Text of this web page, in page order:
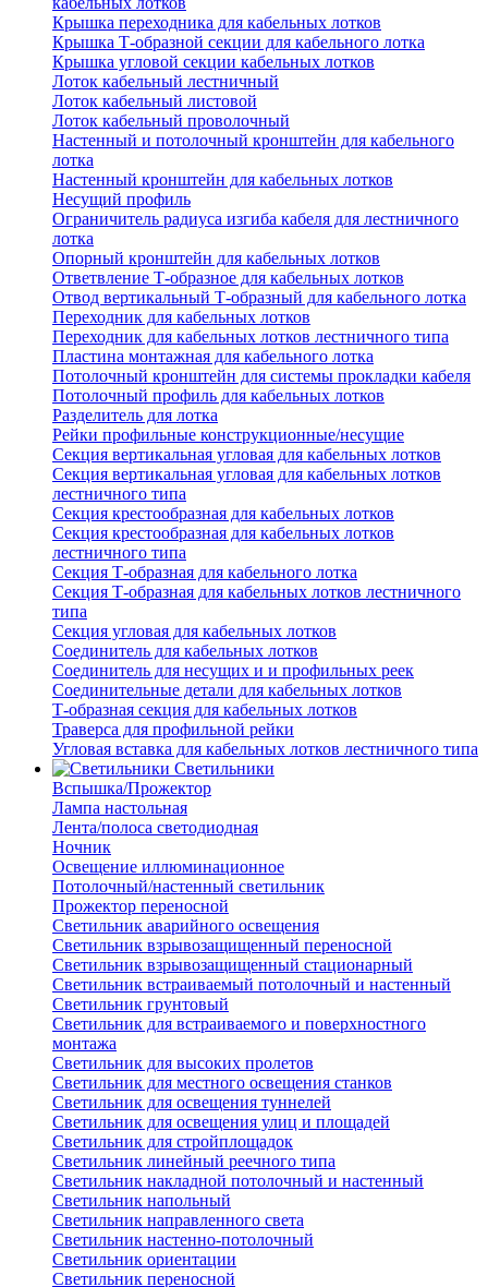
Крышка переходника для кабельных лотков
Крышка Т-образной секции для кабельного лотка
Крышка угловой секции кабельных лотков
Лоток кабельный лестничный
Лоток кабельный листовой
Лоток кабельный проволочный
Настенный и потолочный кронштейн для кабельного
лотка
Настенный кронштейн для кабельных лотков
Несущий профиль
Ограничитель радиуса изгиба кабеля для лестничного
лотка
Опорный кронштейн для кабельных лотков
Ответвление Т-образное для кабельных лотков
Отвод вертикальный Т-образный для кабельного лотка
Переходник для кабельных лотков
Переходник для кабельных лотков лестничного типа
Пластина монтажная для кабельного лотка
Потолочный кронштейн для системы прокладки кабеля
Потолочный профиль для кабельных лотков
Разделитель для лотка
Рейки профильные конструкционные/несущие
Секция вертикальная угловая для кабельных лотков
Секция вертикальная угловая для кабельных лотков
лестничного типа
Секция крестообразная для кабельных лотков
Секция крестообразная для кабельных лотков
лестничного типа
Секция Т-образная для кабельного лотка
Секция Т-образная для кабельных лотков лестничного
типа
Секция угловая для кабельных лотков
Соединитель для кабельных лотков
Соединитель для несущих и и профильных реек
Соединительные детали для кабельных лотков
Т-образная секция для кабельных лотков
Траверса для профильной рейки
Угловая вставка для кабельных лотков лестничного типа
Светильники
Вспышка/Прожектор
Лампа настольная
Лента/полоса светодиодная
Ночник
Освещение иллюминационное
Потолочный/настенный светильник
Прожектор переносной
Светильник аварийного освещения
Светильник взрывозащищенный переносной
Светильник взрывозащищенный стационарный
Светильник встраиваемый потолочный и настенный
Светильник грунтовый
Светильник для встраиваемого и поверхностного
монтажа
Светильник для высоких пролетов
Светильник для местного освещения станков
Светильник для освещения туннелей
Светильник для освещения улиц и площадей
Светильник для стройплощадок
Светильник линейный реечного типа
Светильник накладной потолочный и настенный
Светильник напольный
Светильник направленного света
Светильник настенно-потолочный
Светильник ориентации
Светильник переносной